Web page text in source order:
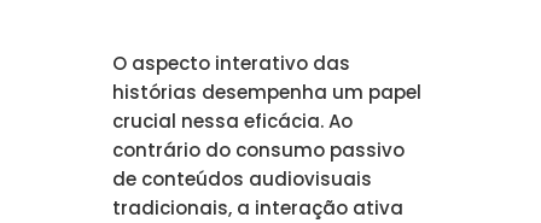
O aspecto interativo das
histórias desempenha um papel
crucial nessa eficácia. Ao
contrário do consumo passivo
de conteúdos audiovisuais
tradicionais, a interação ativa